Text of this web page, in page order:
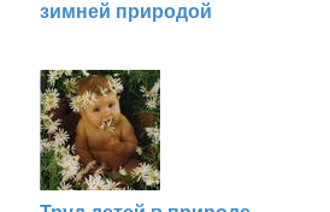
зимней природой